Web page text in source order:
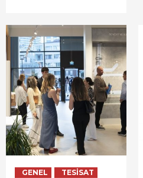
GENEL TESISAT